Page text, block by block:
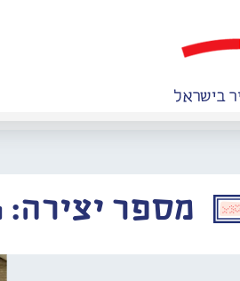
מספר יצירה: #8094